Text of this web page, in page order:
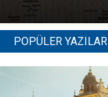
POPÜLER YAZILAR